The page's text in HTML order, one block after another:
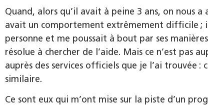
Quand, alors qu’il avait à peine 3 ans, on nous
avait un comportement extrêmement difficile ;
personne et me poussait à bout par ses
résolue à chercher de l’aide. Mais ce n’est pas
auprès des services officiels que je l’ai trouvée
similaire.
Ce sont eux qui m’ont mise sur la piste d’un